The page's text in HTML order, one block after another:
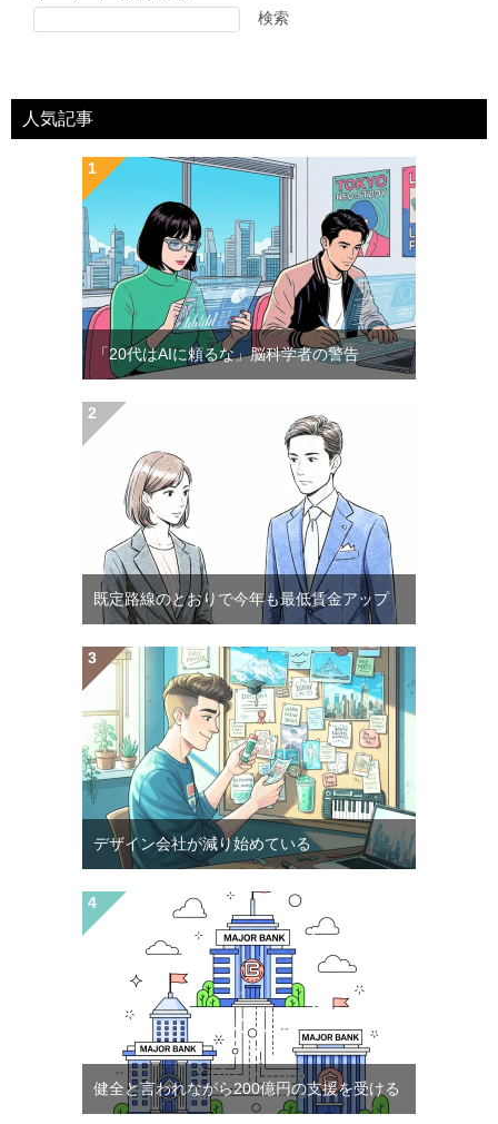
検索
人気記事
「20代はAIに頼るな」脳科学者の警告
既定路線のとおりで今年も最低賃金アップ
デザイン会社が減り始めている
健全と言われながら200億円の支援を受ける